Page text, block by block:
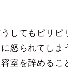
してもピリピ
怒られてしま
室を辞めるこ